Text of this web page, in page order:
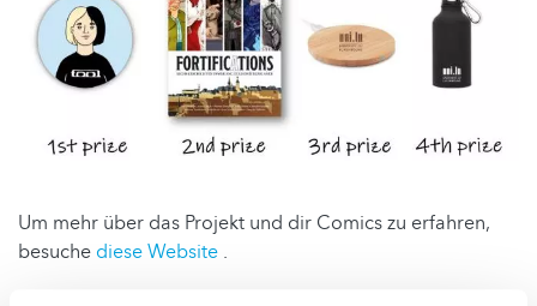
Um mehr über das Projekt und dir Comics zu erfahren,
besuche diese Website .